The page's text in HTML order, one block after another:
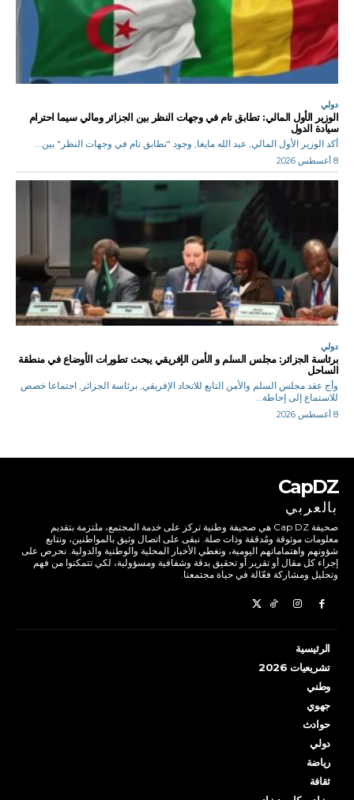
دولي
الوزير الأول المالي: تطابق تام في وجهات النظر بين الجزائر ومالي سيما احترام
سيادة الدول
أكد الوزير الأول المالي, عبد الله مايغا, وجود "تطابق تام في وجهات النظر" بين...
8 أغسطس 2026
دولي
برئاسة الجزائر: مجلس السلم و الأمن الإفريقي يبحث تطورات الأوضاع في منطقة
الساحل
وأج عقد مجلس السلم والأمن التابع للاتحاد الإفريقي, برئاسة الجزائر, اجتماعا خصص
للاستماع إلى إحاطة...
8 أغسطس 2026
CapDZ
بالعربي
صحيفة Cap DZ هي صحيفة وطنية تركز على خدمة المجتمع، ملتزمة بتقديم
معلومات موثوقة ومُدققة وذات صلة. نبقى على اتصال وثيق بالمواطنين، ونتابع
شؤونهم واهتماماتهم اليومية، ونغطي الأخبار المحلية والوطنية والدولية. نحرص على
إجراء كل مقال أو تقرير أو تحقيق بدقة وشفافية ومسؤولية، لكي تتمكنوا من فهم
وتحليل ومشاركة فعّالة في حياة مجتمعنا.
الرئيسية
تشريعيات 2026
وطني
جهوي
حوادث
دولي
رياضة
ثقافة